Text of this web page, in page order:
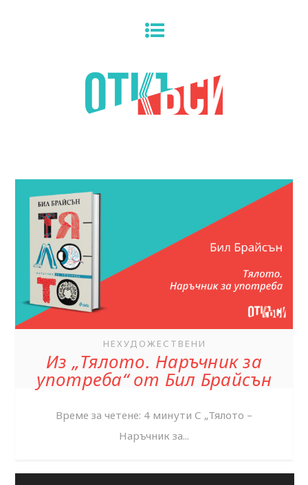
НЕХУДОЖЕСТВЕНИ
Из „Тялото. Наръчник за
употреба“ от Бил Брайсън
Време за четене: 4 минути С „Тялото –
Наръчник за...